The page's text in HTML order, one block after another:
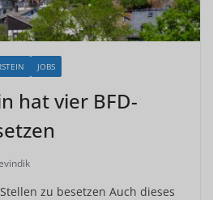
JOBS
hat vier BFD-
zu besetzen Auch dieses